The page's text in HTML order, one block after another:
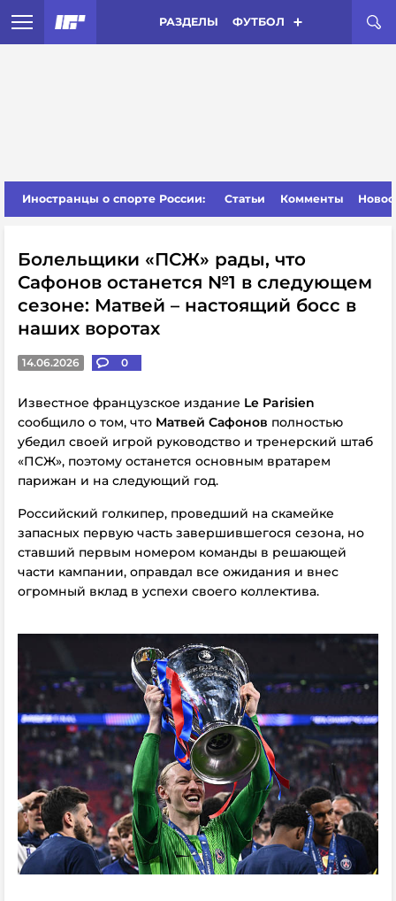
РАЗДЕЛЫ ФУТБОЛ
Иностранцы о спорте России: Статьи Комменты
Болельщики «ПСЖ» рады, что
Сафонов останется №1 в следующем
сезоне: Матвей – настоящий босс в
наших воротах
14.06.2026 0
Известное французское издание Le Parisien
сообщило о том, что Матвей Сафонов полностью
убедил своей игрой руководство и тренерский штаб
«ПСЖ», поэтому останется основным вратарем
парижан и на следующий год.
Российский голкипер, проведший на скамейке
запасных первую часть завершившегося сезона, но
ставший первым номером команды в решающей
части кампании, оправдал все ожидания и внес
огромный вклад в успехи своего коллектива.